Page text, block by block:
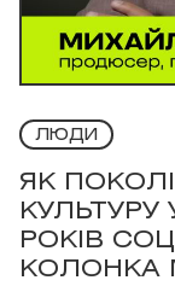
ЛЮДИ
ЯК
КУЛЬТУРУ
РОКІВ
КОЛОНКА